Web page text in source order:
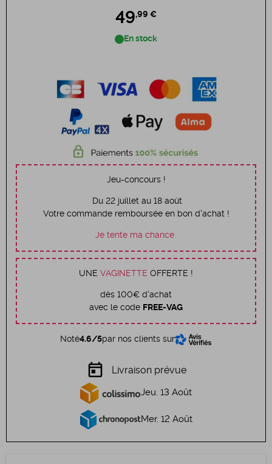
49,99 €
En stock
Jeu-concours !
Du 22 juillet au 18 août
Votre commande remboursée en bon d'achat !
Je tente ma chance
UNE VAGINETTE OFFERTE !
dès 100€ d'achat
avec le code FREE-VAG
Noté4.6/5par nos clients sur
today Livraison prévue
Jeu. 13 Août
Mer. 12 Août